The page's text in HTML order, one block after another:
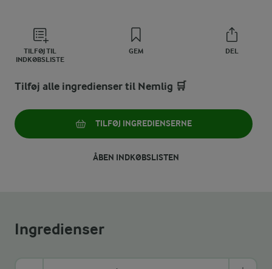
TILFØJ TIL
INDKØBSLISTE
GEM DEL
Tilføj alle ingredienser til Nemlig 🛒
TILFØJ INGREDIENSERNE
ÅBEN INDKØBSLISTEN
Ingredienser